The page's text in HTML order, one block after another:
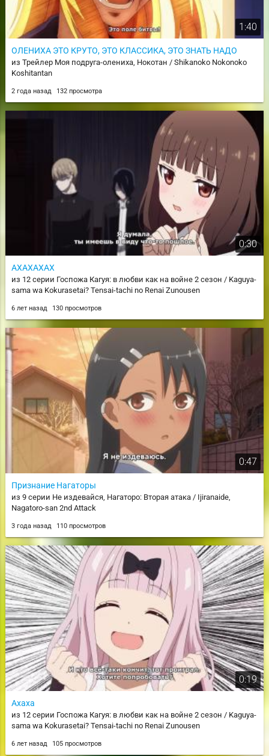
1:40
ОЛЕНИХА ЭТО КРУТО, ЭТО КЛАССИКА, ЭТО ЗНАТЬ НАДО
из Трейлер Моя подруга-олениха, Нокотан / Shikanoko Nokonoko
Koshitantan
2 года назад 132 просмотра
0:30
АХАХАХАХ
из 12 серии Госпожа Кагуя: в любви как на войне 2 сезон / Kaguya-
sama wa Kokurasetai? Tensai-tachi no Renai Zunousen
6 лет назад 130 просмотров
0:47
Признание Нагаторы
из 9 серии Не издевайся, Нагаторо: Вторая атака / Ijiranaide,
Nagatoro-san 2nd Attack
3 года назад 110 просмотров
0:19
Ахаха
из 12 серии Госпожа Кагуя: в любви как на войне 2 сезон / Kaguya-
sama wa Kokurasetai? Tensai-tachi no Renai Zunousen
6 лет назад 105 просмотров